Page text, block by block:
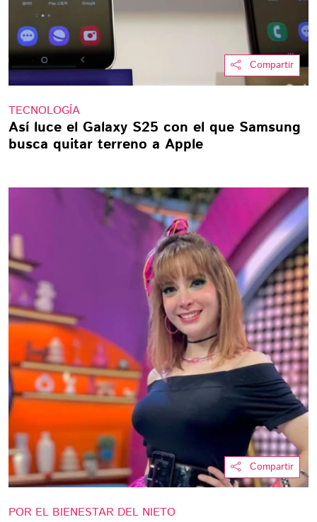
Compartir
TECNOLOGÍA
Así luce el Galaxy S25 con el que Samsung
busca quitar terreno a Apple
Compartir
POR EL BIENESTAR DEL NIETO